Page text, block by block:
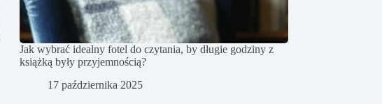
Jak wybrać idealny fotel do czytania, by długie godziny z
książką były przyjemnością?
17 października 2025